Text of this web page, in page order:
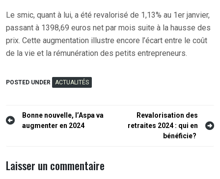
Le smic, quant à lui, a été revalorisé de 1,13% au 1er janvier,
passant à 1398,69 euros net par mois suite à la hausse des
prix. Cette augmentation illustre encore l’écart entre le coût
de la vie et la rémunération des petits entrepreneurs.
POSTED UNDER ACTUALITÉS
Navigation
Bonne nouvelle, l’Aspa va
augmenter en 2024
Revalorisation des
retraites 2024 : qui en
bénéficie?
Laisser un commentaire